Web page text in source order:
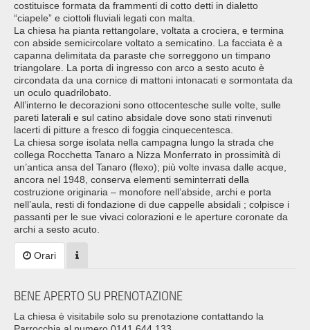
costituisce formata da frammenti di cotto detti in dialetto
“ciapele” e ciottoli fluviali legati con malta.
La chiesa ha pianta rettangolare, voltata a crociera, e termina
con abside semicircolare voltato a semicatino. La facciata è a
capanna delimitata da paraste che sorreggono un timpano
triangolare. La porta di ingresso con arco a sesto acuto è
circondata da una cornice di mattoni intonacati e sormontata da
un oculo quadrilobato.
All’interno le decorazioni sono ottocentesche sulle volte, sulle
pareti laterali e sul catino absidale dove sono stati rinvenuti
lacerti di pitture a fresco di foggia cinquecentesca.
La chiesa sorge isolata nella campagna lungo la strada che
collega Rocchetta Tanaro a Nizza Monferrato in prossimità di
un’antica ansa del Tanaro (flexo); più volte invasa dalle acque,
ancora nel 1948, conserva elementi seminterrati della
costruzione originaria – monofore nell’abside, archi e porta
nell’aula, resti di fondazione di due cappelle absidali ; colpisce i
passanti per le sue vivaci colorazioni e le aperture coronate da
archi a sesto acuto.
Orari
BENE APERTO SU PRENOTAZIONE
La chiesa è visitabile solo su prenotazione contattando la